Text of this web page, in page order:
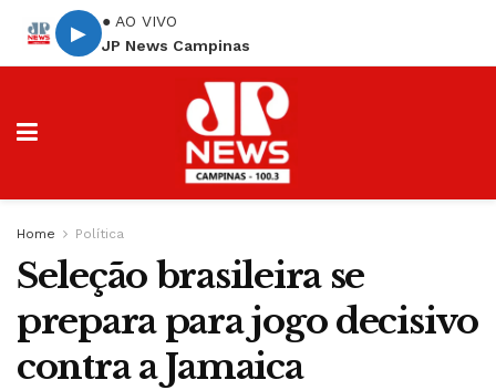
▶
● AO VIVO
JP News Campinas
Home Política
Seleção brasileira se
prepara para jogo decisivo
contra a Jamaica